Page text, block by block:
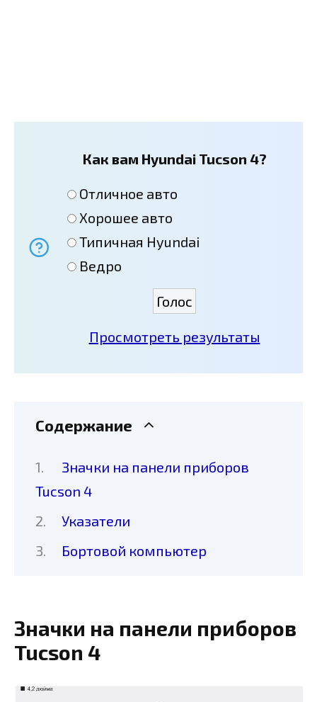
Как вам Hyundai Tucson 4?
Отличное авто
Хорошее авто
Типичная Hyundai
Ведро
Просмотреть результаты
Содержание
Значки на панели приборов
Tucson 4
Указатели
Бортовой компьютер
Значки на панели приборов
Tucson 4